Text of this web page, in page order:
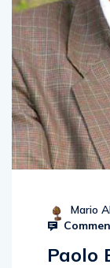
Mario
Paolo